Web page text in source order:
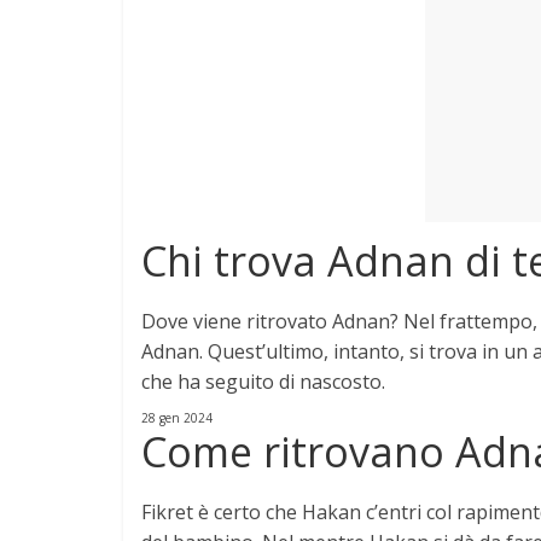
Chi trova Adnan di
Dove viene ritrovato Adnan? Nel
Adnan. Quest’ultimo, intanto, si trova in un
che ha seguito di nascosto.
28 gen 2024
Come ritrovano
Fikret è certo che Hakan c’entri col